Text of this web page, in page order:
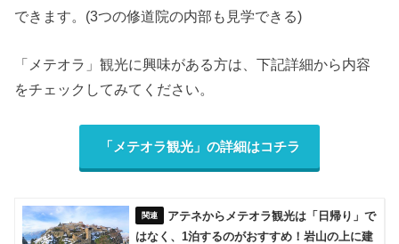
できます。(3つの修道院の内部も見学できる)
「メテオラ」観光に興味がある方は、下記詳細から内容
をチェックしてみてください。
「メテオラ観光」の詳細はコチラ
アテネからメテオラ観光は「日帰り」で
はなく、1泊するのがおすすめ！岩山の上に建